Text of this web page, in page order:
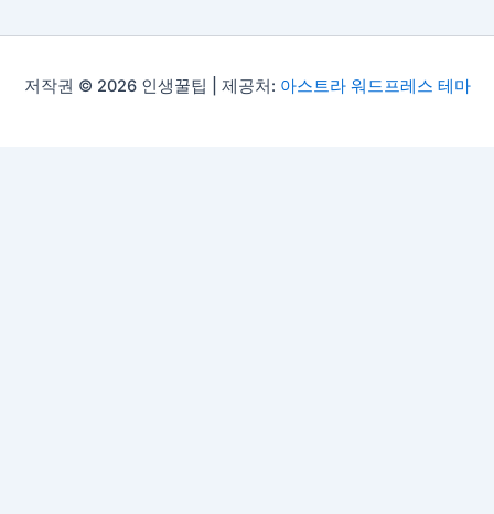
저작권 © 2026 인생꿀팁 | 제공처: 아스트라 워드프레스 테마